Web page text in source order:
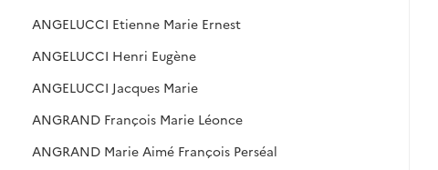
ANGELUCCI Etienne Marie Ernest
ANGELUCCI Henri Eugène
ANGELUCCI Jacques Marie
ANGRAND François Marie Léonce
ANGRAND Marie Aimé François Perséal